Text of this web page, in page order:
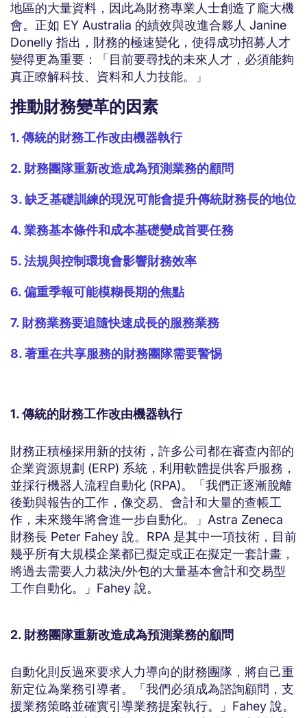
地區的大量資料，因此為財務專業人士創造了龐大機
會。正如 EY Australia 的績效與改進合夥人 Janine
Donelly 指出，財務的極速變化，使得成功招募人才
變得更為重要：「目前要尋找的未來人才，必須能夠
真正瞭解科技、資料和人力技能。」
推動財務變革的因素
1. 傳統的財務工作改由機器執行
2. 財務團隊重新改造成為預測業務的顧問
3. 缺乏基礎訓練的現況可能會提升傳統財務長的地位
4. 業務基本條件和成本基礎變成首要任務
5. 法規與控制環境會影響財務效率
6. 偏重季報可能模糊長期的焦點
7. 財務業務要追隨快速成長的服務業務
8. 著重在共享服務的財務團隊需要警惕
1. 傳統的財務工作改由機器執行
財務正積極採用新的技術，許多公司都在審查內部的
企業資源規劃 (ERP) 系統，利用軟體提供客戶服務，
並採行機器人流程自動化 (RPA)。「我們正逐漸脫離
後勤與報告的工作，像交易、會計和大量的查帳工
作，未來幾年將會進一步自動化。」Astra Zeneca
財務長 Peter Fahey 說。RPA 是其中一項技術，目前
幾乎所有大規模企業都已擬定或正在擬定一套計畫，
將過去需要人力裁決/外包的大量基本會計和交易型
工作自動化。」Fahey 說。
2. 財務團隊重新改造成為預測業務的顧問
自動化則反過來要求人力導向的財務團隊，將自己重
新定位為業務引導者。「我們必須成為諮詢顧問，支
援業務策略並確實引導業務提案執行。」Fahey 說。